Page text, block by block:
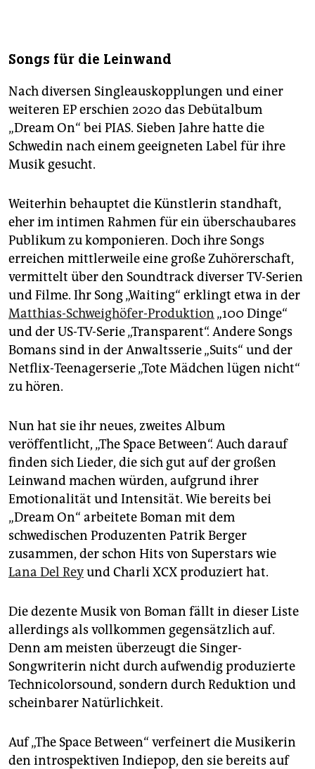
Songs für die Leinwand
Nach diversen Singleauskopplungen und einer
weiteren EP erschien 2020 das Debüt­album
„Dream On“ bei PIAS. Sieben Jahre hatte die
Schwedin nach einem geeigneten Label für ihre
Musik gesucht.
Weiterhin behauptet die Künstlerin standhaft,
eher im intimen Rahmen für ein überschaubares
Publikum zu komponieren. Doch ihre Songs
erreichen mittlerweile eine große Zuhörerschaft,
vermittelt über den Soundtrack diverser TV-Serien
und Filme. Ihr Song „Waiting“ erklingt etwa in der
Matthias-Schweighöfer-Produktion „100 Dinge“
und der US-TV-Serie „Transparent“. Andere Songs
Bomans sind in der Anwalts­serie „Suits“ und der
Netflix-Teenagerserie „Tote Mädchen lügen nicht“
zu hören.
Nun hat sie ihr neues, zweites Album
veröffentlicht, „The Space Between“. Auch darauf
finden sich Lieder, die sich gut auf der großen
Leinwand machen würden, aufgrund ihrer
Emotionalität und Intensität. Wie bereits bei
„Dream On“ arbeitete Boman mit dem
schwedischen Produzenten Patrik Berger
zusammen, der schon Hits von Superstars wie
Lana Del Reyund Charli XCX produziert hat.
Die dezente Musik von Boman fällt in dieser Liste
allerdings als vollkommen gegensätzlich auf.
Denn am meisten überzeugt die Singer-
Songwriterin nicht durch aufwendig produzierte
Technicolorsound, sondern durch Reduktion und
scheinbarer Natürlichkeit.
Auf „The Space Between“ verfeinert die Musikerin
den introspektiven Indiepop, den sie bereits auf